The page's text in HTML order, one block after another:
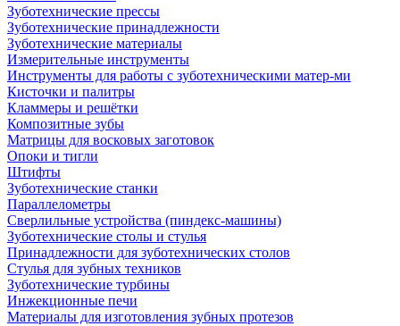
Зуботехнические прессы
Зуботехнические принадлежности
Зуботехнические материалы
Измерительные инструменты
Инструменты для работы с зуботехническими матер-ми
Кисточки и палитры
Кламмеры и решётки
Композитные зубы
Матрицы для восковых заготовок
Опоки и тигли
Штифты
Зуботехнические станки
Параллелометры
Сверлильные устройства (пиндекс-машины)
Зуботехнические столы и стулья
Принадлежности для зуботехнических столов
Стулья для зубных техников
Зуботехнические турбины
Инжекционные печи
Материалы для изготовления зубных протезов